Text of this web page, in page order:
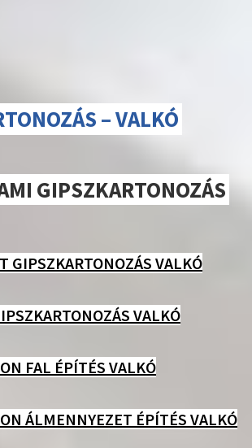
– VALKÓ
GIPSZKARTONOZÁS
GIPSZKARTONOZÁS VALKÓ
VALKÓ
FAL ÉPÍTÉS VALKÓ
ÁLMENNYEZET ÉPÍTÉS VALKÓ